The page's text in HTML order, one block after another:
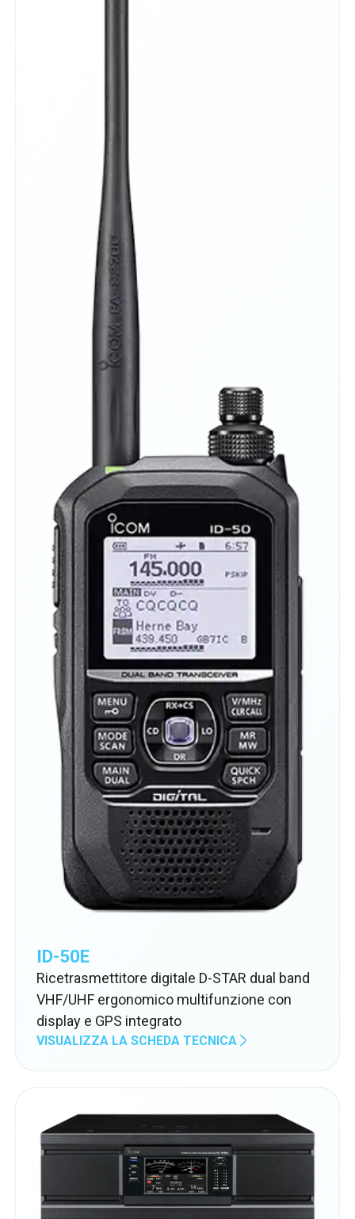
ID-50E
Ricetrasmettitore digitale D-STAR dual band
VHF/UHF ergonomico multifunzione con
display e GPS integrato
VISUALIZZA LA SCHEDA TECNICA